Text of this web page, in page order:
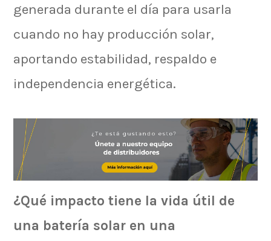
generada durante el día para usarla
cuando no hay producción solar,
aportando estabilidad, respaldo e
independencia energética.
¿Qué impacto tiene la vida útil de
una batería solar en una